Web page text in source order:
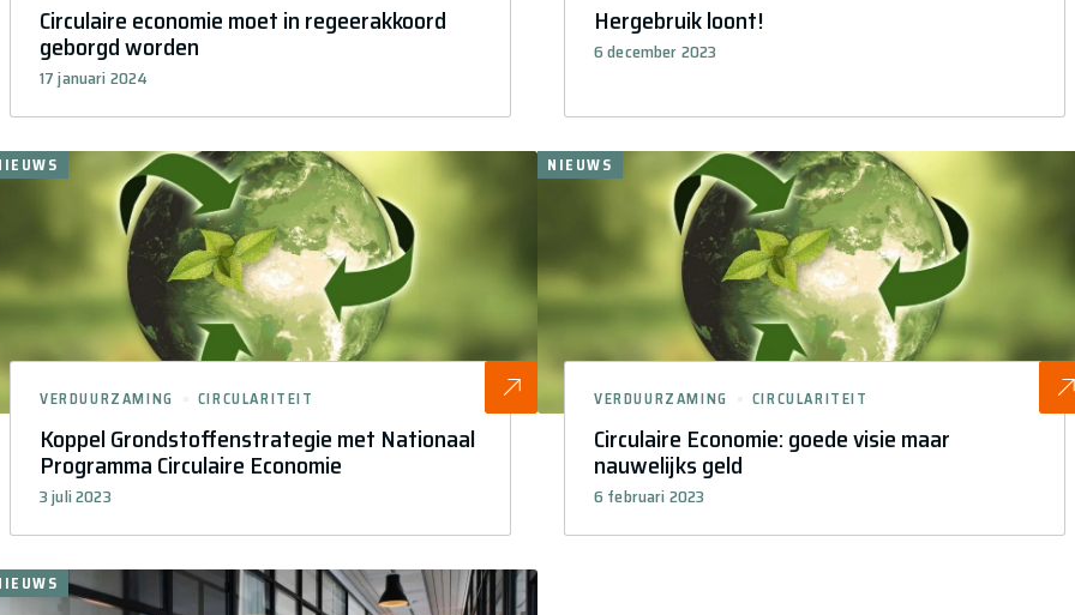
Circulaire economie moet in regeerakkoord
geborgd worden
17 januari 2024
Hergebruik loont!
6 december 2023
Koppel Grondstoffenstrategie met Nationaal
Programma Circulaire Economie
3 juli 2023
VERDUURZAMING CIRCULARITEIT
Circulaire Economie: goede visie maar
nauwelijks geld
6 februari 2023
VERDUURZAMING CIRCULARITEIT
NIEUWS